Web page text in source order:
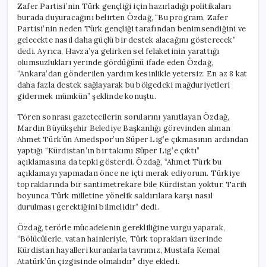
Zafer Partisi’nin Türk gençliği için hazırladığı politikaları
burada duyuracağını belirten Özdağ, “Bu program, Zafer
Partisi’nin neden Türk gençliği tarafından benimsendiğini ve
gelecekte nasıl daha güçlü bir destek alacağını gösterecek”
dedi. Ayrıca, Havza’ya gelirken sel felaketinin yarattığı
olumsuzlukları yerinde gördüğünü ifade eden Özdağ,
“Ankara’dan gönderilen yardım kesinlikle yetersiz. En az 8 kat
daha fazla destek sağlayarak bu bölgedeki mağduriyetleri
gidermek mümkün” şeklinde konuştu.
Tören sonrası gazetecilerin sorularını yanıtlayan Özdağ,
Mardin Büyükşehir Belediye Başkanlığı görevinden alınan
Ahmet Türk’ün Amedspor’un Süper Lig’e çıkmasının ardından
yaptığı “Kürdistan’ın bir takımı Süper Lig’e çıktı”
açıklamasına da tepki gösterdi. Özdağ, “Ahmet Türk bu
açıklamayı yapmadan önce ne içti merak ediyorum. Türkiye
topraklarında bir santimetrekare bile Kürdistan yoktur. Tarih
boyunca Türk milletine yönelik saldırılara karşı nasıl
durulması gerektiğini bilmelidir” dedi.
Özdağ, terörle mücadelenin gerekliliğine vurgu yaparak,
“Bölücülerle, vatan hainleriyle, Türk toprakları üzerinde
Kürdistan hayalleri kuranlarla tavrımız, Mustafa Kemal
Atatürk’ün çizgisinde olmalıdır” diye ekledi.